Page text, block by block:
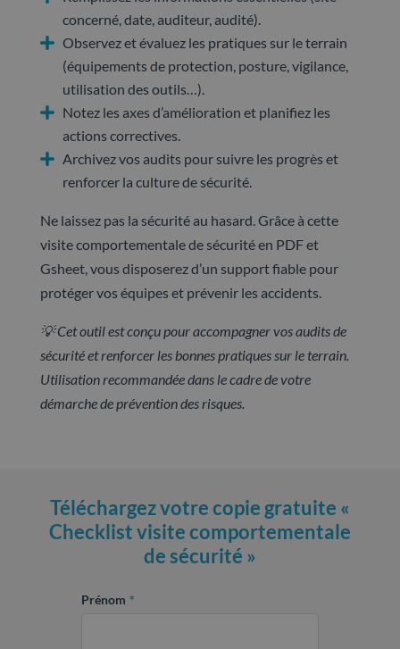
concerné, date, auditeur, audité).
Observez et évaluez les pratiques sur le terrain
(équipements de protection, posture, vigilance,
utilisation des outils…).
Notez les axes d’amélioration et planifiez les
actions correctives.
Archivez vos audits pour suivre les progrès et
renforcer la culture de sécurité.
Ne laissez pas la sécurité au hasard. Grâce à cette
visite comportementale de sécurité en PDF et
Gsheet, vous disposerez d’un support fiable pour
protéger vos équipes et prévenir les accidents.
💡 Cet outil est conçu pour accompagner vos audits de
sécurité et renforcer les bonnes pratiques sur le terrain.
Utilisation recommandée dans le cadre de votre
démarche de prévention des risques.
Téléchargez votre copie gratuite «
Checklist visite comportementale
de sécurité »
Prénom *